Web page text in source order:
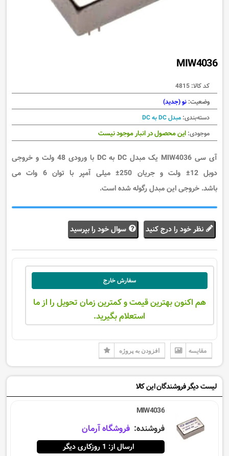
MIW4036
کد کالا: 4815
وضعیت: نو (جدید)
دسته‌بندی: مبدل DC به DC
موجودی: این محصول در انبار موجود نیست
آی سی MIW4036 یک مبدل DC به DC با ورودی 48 ولت و خروجی
دوبل 12± ولت و جریان 250± میلی آمپر با توان 6 وات می
باشد. خروجی این مبدل رگوله شده است.
نظر خود را درج کنید سوال خود را بپرسید
سفارش خارج
هم اکنون بهترین قیمت و کمترین زمان تحویل را از ما
استعلام بگیرید.
مقایسه افزودن به پروژه
لیست دیگر فروشندگان این کالا
MIW4036
فروشنده: فروشگاه آرمان
ارسال از: 1 روزکاری دیگر